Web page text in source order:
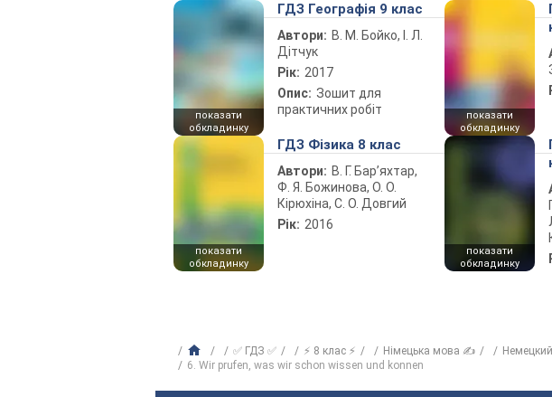
показати
обкладинку
ГДЗ Географія 9 клас
Автори: В. М. Бойко, І. Л.
Дітчук
Рік: 2017
Опис: Зошит для
практичних робіт
показати
обкладинку
показати
обкладинку
ГДЗ Фізика 8 клас
Автори: В. Г. Бар’яхтар,
Ф. Я. Божинова, О. О.
Кірюхіна, С. О. Довгий
Рік: 2016
показати
обкладинку
✅ ГДЗ ✅ ⚡ 8 клас ⚡ Німецька мова ✍
6. Wir prufen, was wir schon wissen und konnen